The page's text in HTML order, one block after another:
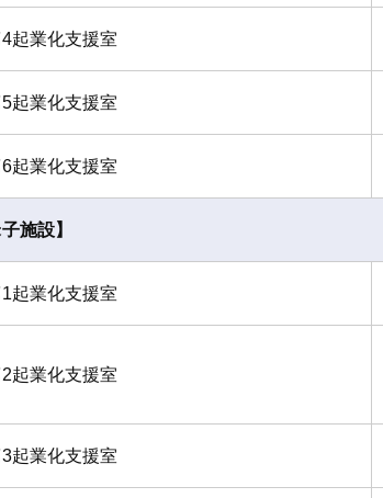
起業化支援室
起業化支援室
起業化支援室
子施設】
起業化支援室
起業化支援室
起業化支援室